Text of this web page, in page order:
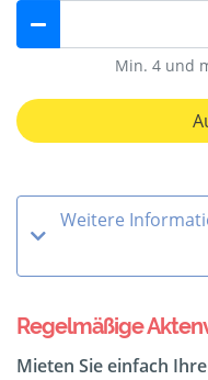
Min. 4 und
Weitere
Regelmäßige
Mieten Sie einfach